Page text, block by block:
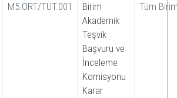
M5.ORT/TUT.001
Birim
Akademik
Teşvik
Başvuru ve
İnceleme
Komisyonu
Karar
Tüm